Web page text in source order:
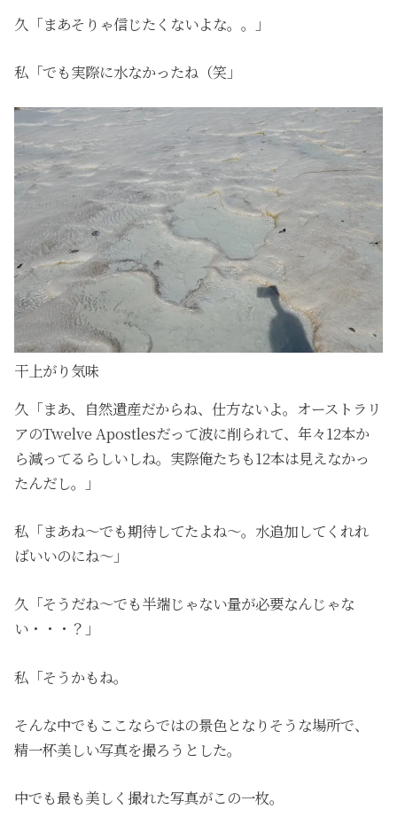
久「まあそりゃ信じたくないよな。。」
私「でも実際に水なかったね（笑」
干上がり気味
久「まあ、自然遺産だからね、仕方ないよ。オーストラリ
アのTwelve Apostlesだって波に削られて、年々12本か
ら減ってるらしいしね。実際俺たちも12本は見えなかっ
たんだし。」
私「まあね〜でも期待してたよね〜。水追加してくれれ
ばいいのにね〜」
久「そうだね〜でも半端じゃない量が必要なんじゃな
い・・・？」
私「そうかもね。
そんな中でもここならではの景色となりそうな場所で、
精一杯美しい写真を撮ろうとした。
中でも最も美しく撮れた写真がこの一枚。